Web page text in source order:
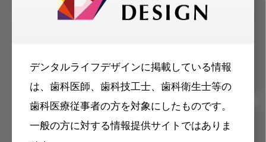
デンタルライフデザインに掲載している情報
は、歯科医師、歯科技工士、歯科衛生士等の
歯科医療従事者の方を対象にしたものです。
一般の方に対する情報提供サイトではありま
容のメールマガジンをお届けします。
メリット